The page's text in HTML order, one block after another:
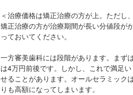
＜治療価格は矯正治療の方が上。ただし
矯正治療の方が治療期間が長い分値段が
っておいてください。
一方審美歯科には段階があります。まず
は4万円前後です。しかし、これで満足
せることがあります。オールセラミック
りも高額になってしまいます。